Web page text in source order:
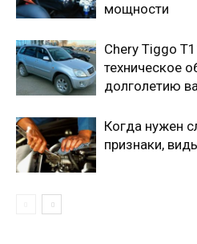
мощности
Chery Tiggo
техническое
долголетию
Когда нужен
признаки,